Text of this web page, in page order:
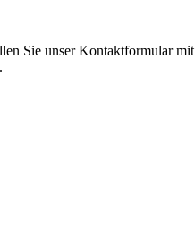
Sie unser Kontaktformular